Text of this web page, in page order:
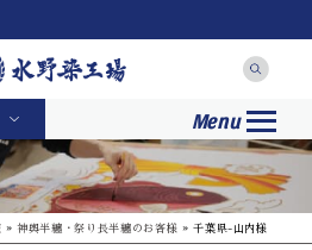
Menu
»神輿半纏・祭り長半纏のお客様 »千葉県-山内様